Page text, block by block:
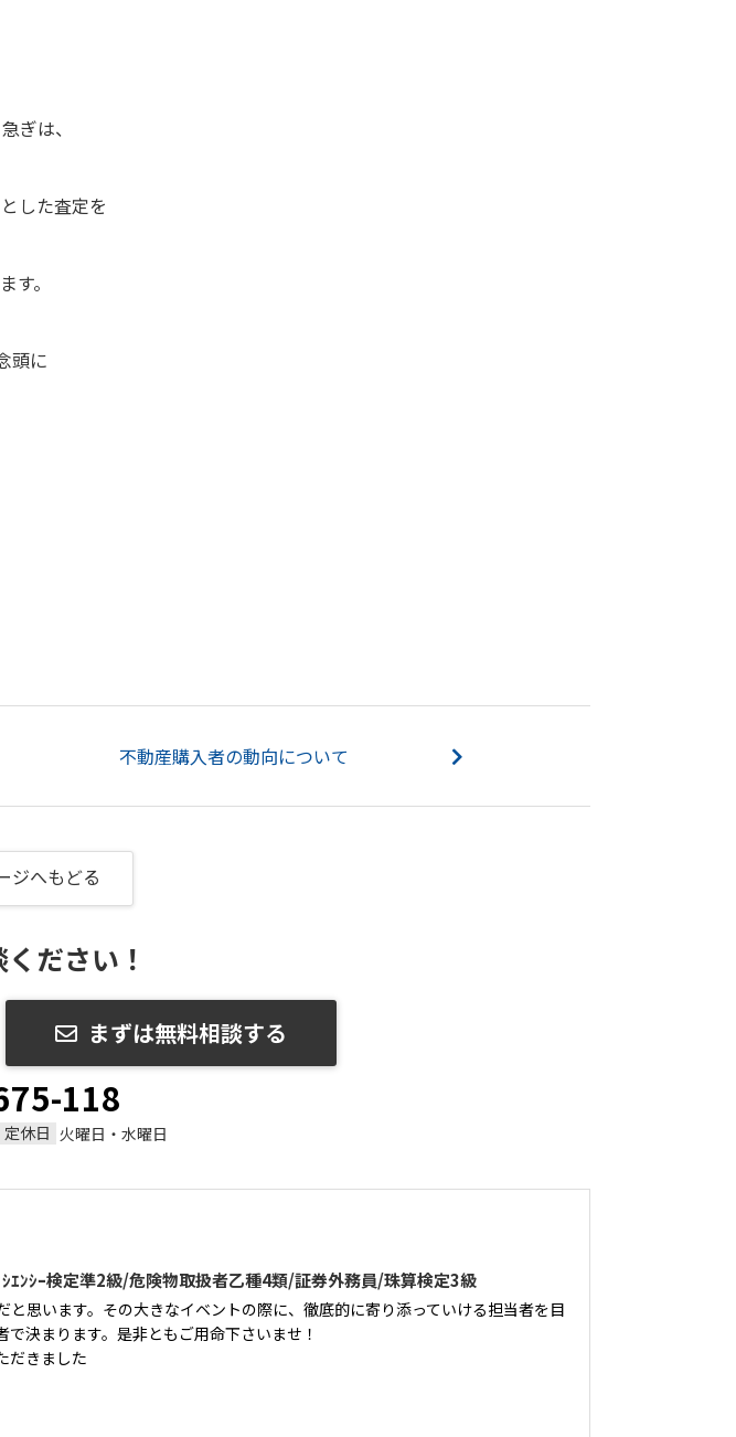
ぎは、
した査定を
す。
頭に
不動産購入者の動向について
ジへもどる
ださい！
まずは無料相談する
118
定休日 火曜日・水曜日
ﾝｼｰ検定準2級/危険物取扱者乙種4類/証券外務員/珠算検定3級
思います。その大きなイベントの際に、徹底的に寄り添っていける担当者を目
決まります。是非ともご用命下さいませ！
だきました